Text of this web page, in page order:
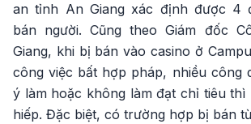
an tỉnh An Giang xác định được 4
bán người. Cũng theo Giám đốc
Giang, khi bị bán vào casino ở
công việc bất hợp pháp, nhiều công
ý làm hoặc không làm đạt chỉ tiêu
hiếp. Đặc biệt, có trường hợp bị bán